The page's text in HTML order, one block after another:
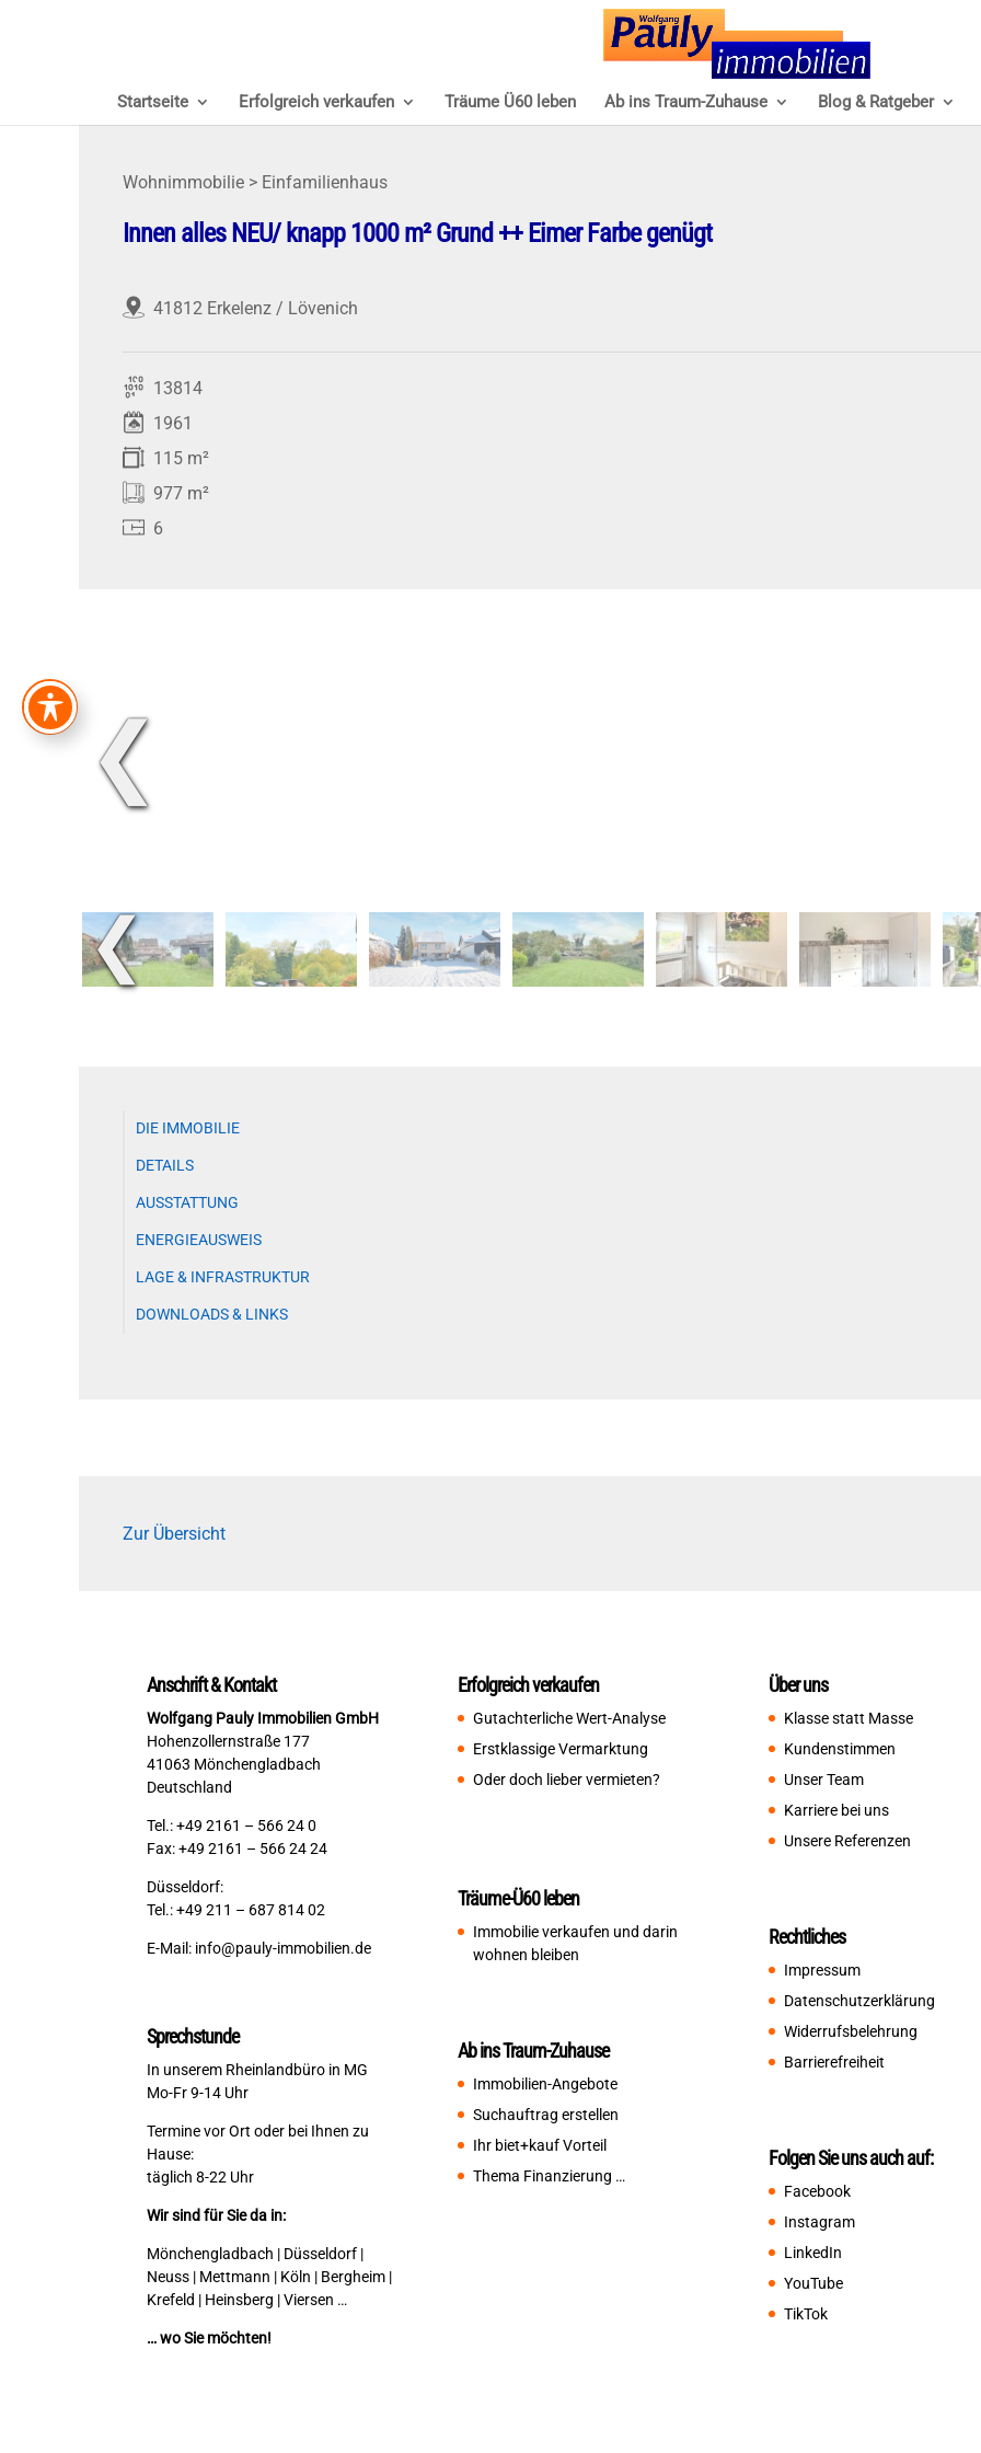
Startseite Erfolgreich verkaufen Träume Ü60 leben Ab ins Traum-Zuhause Blog & Ratgeber
Wohnimmobilie > Einfamilienhaus
Innen alles NEU/ knapp 1000 m² Grund ++ Eimer Farbe genügt
41812 Erkelenz / Lövenich
13814
1961
115 m²
977 m²
6
❮
❮
DIE IMMOBILIE
DETAILS
AUSSTATTUNG
ENERGIEAUSWEIS
LAGE & INFRASTRUKTUR
DOWNLOADS & LINKS
Zur Übersicht
Anschrift & Kontakt
Wolfgang Pauly Immobilien GmbH
Hohenzollernstraße 177
41063 Mönchengladbach
Deutschland
Tel.: +49 2161 – 566 24 0
Fax: +49 2161 – 566 24 24
Düsseldorf:
Tel.: +49 211 – 687 814 02
E-Mail: info@pauly-immobilien.de
Sprechstunde
In unserem Rheinlandbüro in MG
Mo-Fr 9-14 Uhr
Termine vor Ort oder bei Ihnen zu
Hause:
täglich 8-22 Uhr
Wir sind für Sie da in:
Mönchengladbach | Düsseldorf |
Neuss | Mettmann | Köln | Bergheim |
Krefeld | Heinsberg | Viersen …
… wo Sie möchten!
Erfolgreich verkaufen
Gutachterliche Wert-Analyse
Erstklassige Vermarktung
Oder doch lieber vermieten?
Träume-Ü60 leben
Immobilie verkaufen und darin
wohnen bleiben
Ab ins Traum-Zuhause
Immobilien-Angebote
Suchauftrag erstellen
Ihr biet+kauf Vorteil
Thema Finanzierung …
Über uns
Klasse statt Masse
Kundenstimmen
Unser Team
Karriere bei uns
Unsere Referenzen
Rechtliches
Impressum
Datenschutzerklärung
Widerrufsbelehrung
Barrierefreiheit
Folgen Sie uns auch auf:
Facebook
Instagram
LinkedIn
YouTube
TikTok